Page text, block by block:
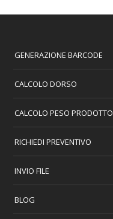
GENERAZIONE BARCODE
CALCOLO DORSO
CALCOLO PESO PRODOTTO
RICHIEDI PREVENTIVO
INVIO FILE
BLOG